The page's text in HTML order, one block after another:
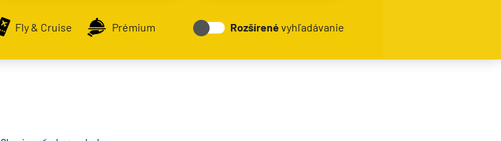
Fly & Cruise Prémium Rozšírenévyhľadávanie